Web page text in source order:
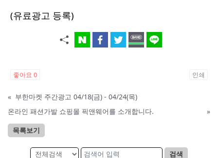
(유료광고 등록)
좋아요 0 인쇄
« 부한마켓 주간광고 04/18(금) - 04/24(목)
온라인 패션가발 쇼핑몰 픽앤웨어를 소개합니다.
»
목록보기
검색